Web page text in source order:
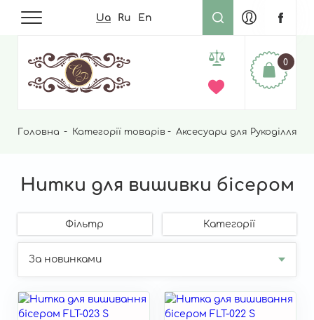
Ua Ru En
0
Рядок
Головна Категорії товарів Аксесуари для Рукоділля
Нитки для вишивки бісером
Фільтр Категорії